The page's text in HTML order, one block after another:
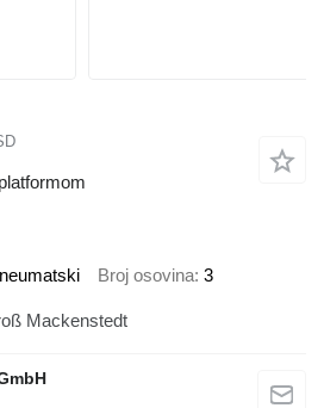
Broj osovina 3
Mackenstedt